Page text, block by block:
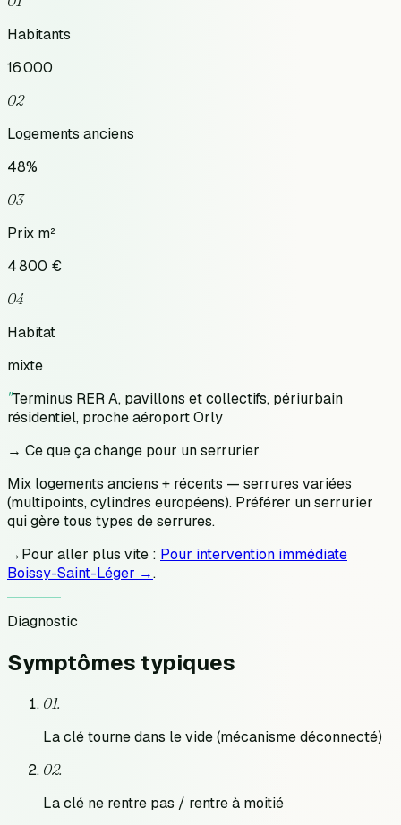
Habitants
16 000
02
Logements anciens
48%
03
Prix m²
4 800 €
04
Habitat
mixte
"Terminus RER A, pavillons et collectifs, périurbain
résidentiel, proche aéroport Orly
→ Ce que ça change pour un serrurier
Mix logements anciens + récents — serrures variées
(multipoints, cylindres européens). Préférer un serrurier
qui gère tous types de serrures.
→Pour aller plus vite : Pour intervention immédiate
Boissy-Saint-Léger →.
Diagnostic
Symptômes typiques
01.
La clé tourne dans le vide (mécanisme déconnecté)
02.
La clé ne rentre pas / rentre à moitié